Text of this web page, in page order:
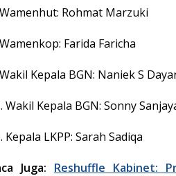
Rohmat Marzuki
Farida Faricha
Kepala BGN: Naniek S
Wakil Kepala BGN: Sonny
Kepala LKPP: Sarah Sadiqa
Juga: Reshuffle Kabinet: